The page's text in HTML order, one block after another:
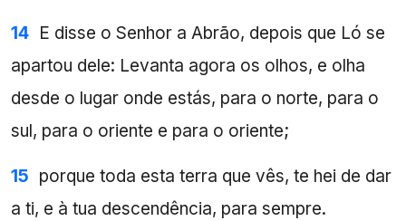
14 E disse o Senhor a Abrão, depois que Ló se
apartou dele: Levanta agora os olhos, e olha
desde o lugar onde estás, para o norte, para o
sul, para o oriente e para o oriente;
15 porque toda esta terra que vês, te hei de dar
a ti, e à tua descendência, para sempre.